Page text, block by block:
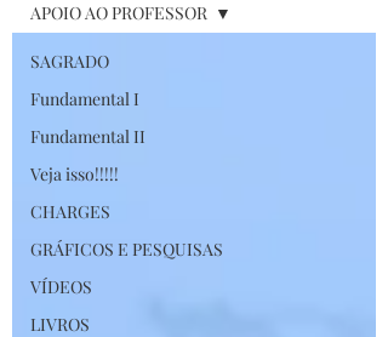
SAGRADO
Fundamental I
Fundamental II
Veja isso!!!!!
CHARGES
GRÁFICOS E PESQUISAS
VÍDEOS
LIVROS
APOIO AO PROFESSOR